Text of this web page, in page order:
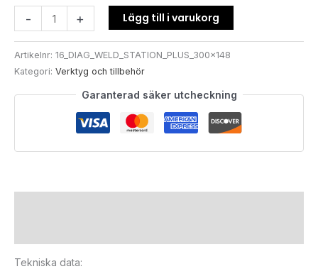
-
diagonalnej
mängd
+ Lägg till i varukorg
Artikelnr: 16_DIAG_WELD_STATION_PLUS_300x148
Kategori: Verktyg och tillbehör
Garanterad säker utcheckning
Tekniska data: